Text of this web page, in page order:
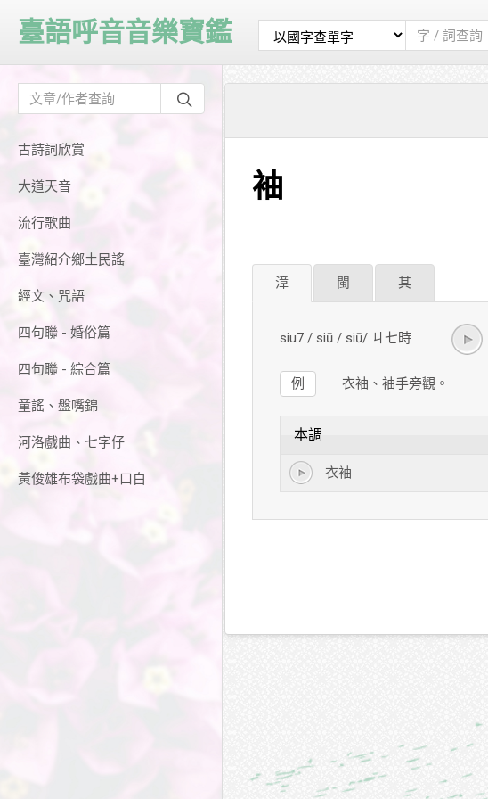
古詩詞欣賞
大道天音
流行歌曲
臺灣紹介鄉土民謠
經文、咒語
四句聯 - 婚俗篇
四句聯 - 綜合篇
童謠、盤嘴錦
河洛戲曲、七字仔
黃俊雄布袋戲曲+口白
臺語呼音音樂寶鑑
袖
漳 閩 其
siu7 / siū / siū/ ㄐ七時
衣袖、袖手旁觀。
例
本調
衣袖